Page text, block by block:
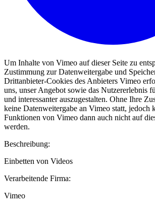
Um Inhalte von Vimeo auf dieser Seite zu
Zustimmung zur Datenweitergabe und
Drittanbieter-Cookies des Anbieters Vimeo
uns, unser Angebot sowie das Nutzererlebnis
und interessanter auszugestalten. Ohne Ihre
keine Datenweitergabe an Vimeo statt, jedoch
Funktionen von Vimeo dann auch nicht auf
werden.
Beschreibung:
Einbetten von Videos
Verarbeitende Firma:
Vimeo